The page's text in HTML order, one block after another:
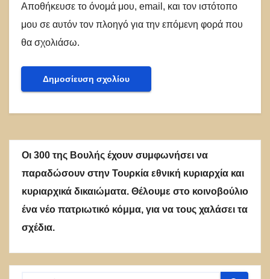
Αποθήκευσε το όνομά μου, email, και τον ιστότοπο
μου σε αυτόν τον πλοηγό για την επόμενη φορά που
θα σχολιάσω.
Οι 300 της Βουλής έχουν συμφωνήσει να
παραδώσουν στην Τουρκία εθνική κυριαρχία και
κυριαρχικά δικαιώματα. Θέλουμε στο κοινοβούλιο
ένα νέο πατριωτικό κόμμα, για να τους χαλάσει τα
σχέδια.